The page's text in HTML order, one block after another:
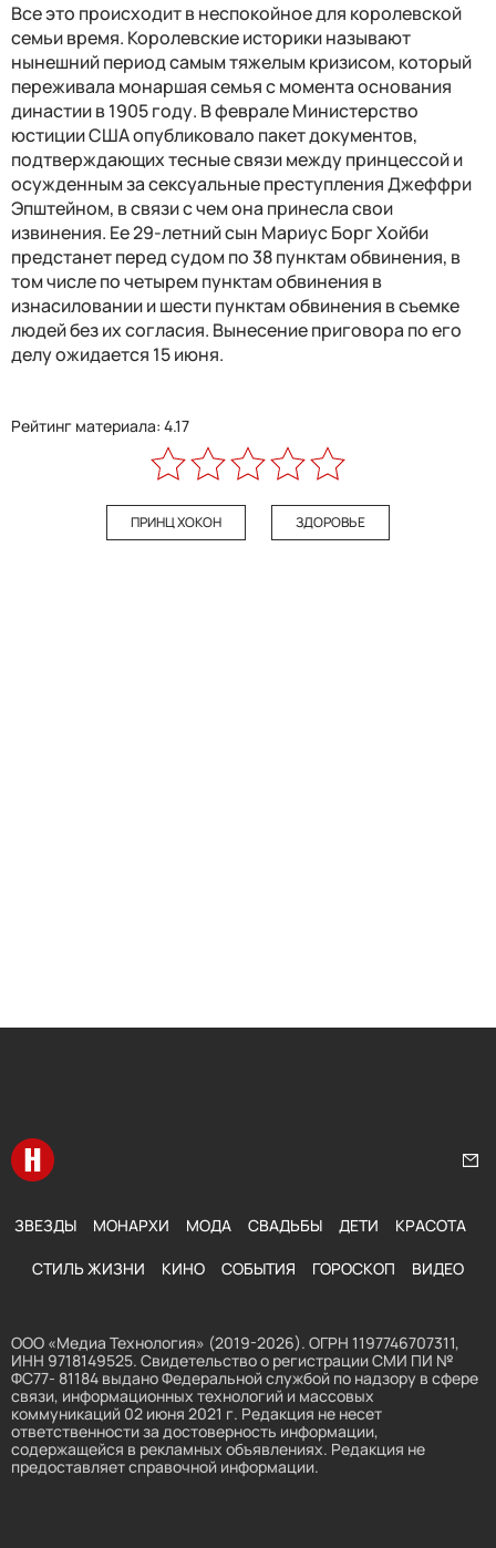
Все это происходит в неспокойное для королевской
семьи время. Королевские историки называют
нынешний период самым тяжелым кризисом, который
переживала монаршая семья с момента основания
династии в 1905 году. В феврале Министерство
юстиции США опубликовало пакет документов,
подтверждающих тесные связи между принцессой и
осужденным за сексуальные преступления Джеффри
Эпштейном, в связи с чем она принесла свои
извинения. Ее 29-летний сын Мариус Борг Хойби
предстанет перед судом по 38 пунктам обвинения, в
том числе по четырем пунктам обвинения в
изнасиловании и шести пунктам обвинения в съемке
людей без их согласия. Вынесение приговора по его
делу ожидается 15 июня.
Рейтинг материала: 4.17
ПРИНЦ ХОКОН ЗДОРОВЬЕ
Перейти на главную
ЗВЕЗДЫ МОНАРХИ МОДА СВАДЬБЫ ДЕТИ КРАСОТА
СТИЛЬ ЖИЗНИ КИНО СОБЫТИЯ ГОРОСКОП ВИДЕО
ООО «Медиа Технология» (2019-2026). ОГРН 1197746707311,
ИНН 9718149525. Свидетельство о регистрации СМИ ПИ №
ФС77- 81184 выдано Федеральной службой по надзору в сфере
связи, информационных технологий и массовых
коммуникаций 02 июня 2021 г. Редакция не несет
ответственности за достоверность информации,
содержащейся в рекламных объявлениях. Редакция не
предоставляет справочной информации.